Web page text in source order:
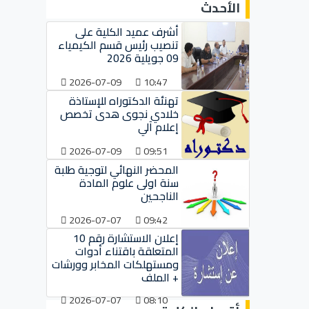
الأحدث
أشرف عميد الكلية على
تنصيب رئيس قسم الكيمياء
09 جويلية 2026
10:47
2026-07-09
تهنئة الدكتوراه للإستاذة
خلادي نجوى هدى تخصص
إعلام آلي
09:51
2026-07-09
المحضر النهائي لتوجية طلبة
سنة اولى علوم المادة
الناجحين
09:42
2026-07-07
إعلان الاستشارة رقم 10
المتعلقة باقتناء أدوات
ومستهلكات المخابر وورشات
+ الملف
08:10
2026-07-07